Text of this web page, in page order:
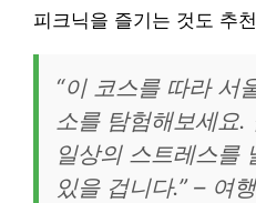
피크닉을 즐기는 것도 추
“이 코스를 따라 서
소를 탐험해보세요
일상의 스트레스를
있을 겁니다.” – 여